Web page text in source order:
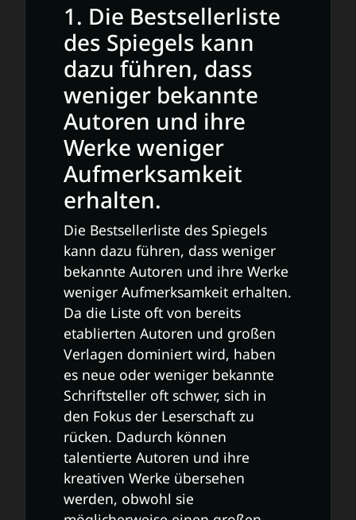
1. Die Bestsellerliste
des Spiegels kann
dazu führen, dass
weniger bekannte
Autoren und ihre
Werke weniger
Aufmerksamkeit
erhalten.
Die Bestsellerliste des Spiegels
kann dazu führen, dass weniger
bekannte Autoren und ihre Werke
weniger Aufmerksamkeit erhalten.
Da die Liste oft von bereits
etablierten Autoren und großen
Verlagen dominiert wird, haben
es neue oder weniger bekannte
Schriftsteller oft schwer, sich in
den Fokus der Leserschaft zu
rücken. Dadurch können
talentierte Autoren und ihre
kreativen Werke übersehen
werden, obwohl sie